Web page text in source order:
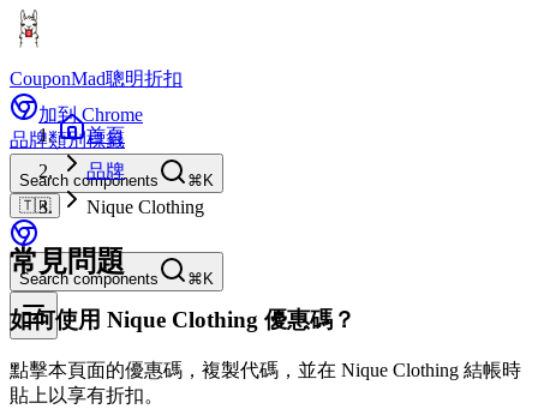
CouponMad聰明折扣
加到 Chrome
品牌類別標籤
Search components
⌘K
🇹🇼
Search components ⌘K
首頁
品牌
Nique Clothing
常見問題
如何使用 Nique Clothing 優惠碼？
點擊本頁面的優惠碼，複製代碼，並在 Nique Clothing 結帳時
貼上以享有折扣。